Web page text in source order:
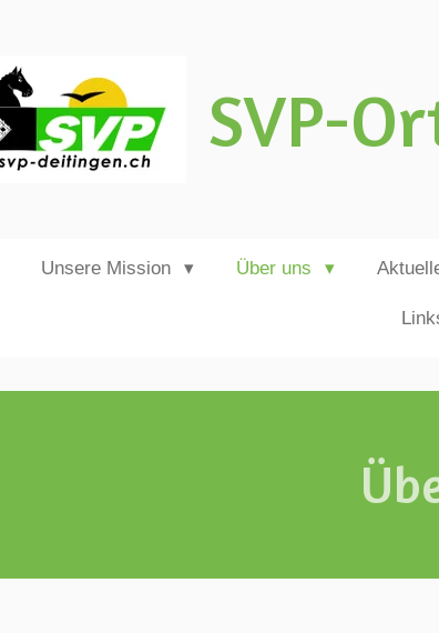
SVP-
Unsere Mission Über uns